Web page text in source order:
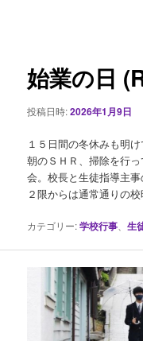
ン
ツ
へ
移
動
始業の日
投稿日時:2026年1月9日
１５日間の冬休みも明
朝のＳＨＲ、掃除を行
会。校長と生徒指導主事
２限からは通常通りの
カテゴリー:学校行事 、生